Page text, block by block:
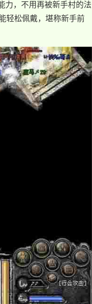
力，不用再被新手村的法
轻松佩戴，堪称新手前